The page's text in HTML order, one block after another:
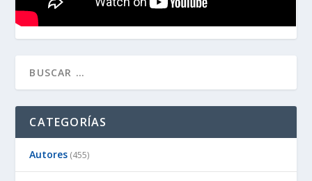
CATEGORÍAS
Autores (455)